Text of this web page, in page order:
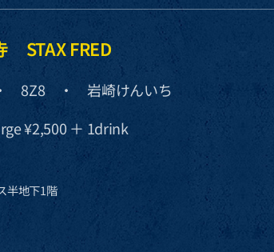
STAX FRED
8Z8 ・ 岩崎けんいち
¥2,500 ＋ 1drink
半地下1階